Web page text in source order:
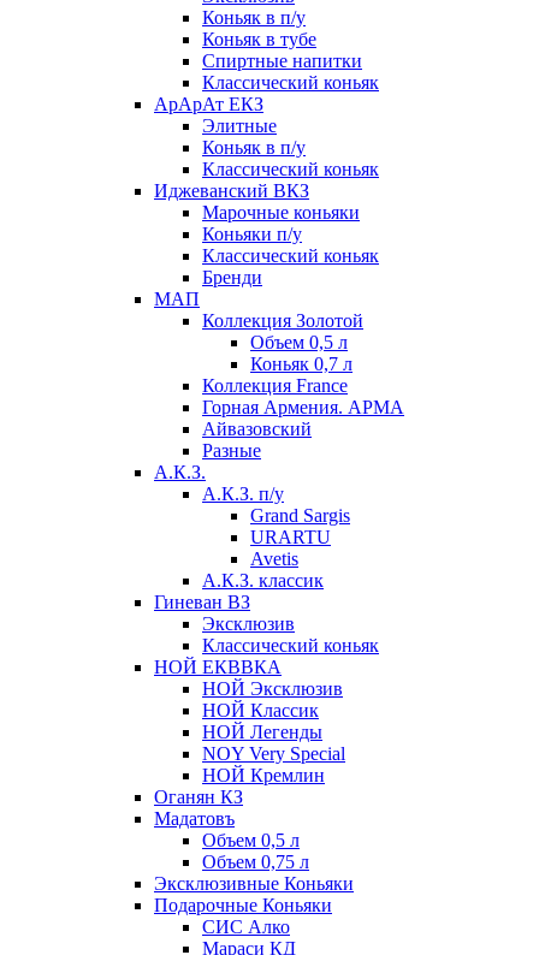
Коньяк в п/у
Коньяк в тубе
Спиртные напитки
Классический коньяк
АрАрАт ЕКЗ
Элитные
Коньяк в п/у
Классический коньяк
Иджеванский ВКЗ
Марочные коньяки
Коньяки п/у
Классический коньяк
Бренди
МАП
Коллекция Золотой
Объем 0,5 л
Коньяк 0,7 л
Коллекция France
Горная Армения. АРМА
Айвазовский
Разные
А.К.З.
А.К.З. п/у
Grand Sargis
URARTU
Avetis
А.К.З. классик
Гиневан ВЗ
Эксклюзив
Классический коньяк
НОЙ ЕКВВКА
НОЙ Эксклюзив
НОЙ Классик
НОЙ Легенды
NOY Very Speсial
НОЙ Кремлин
Оганян КЗ
Мадатовъ
Объем 0,5 л
Объем 0,75 л
Эксклюзивные Коньяки
Подарочные Коньяки
СИС Алко
Мараси КД